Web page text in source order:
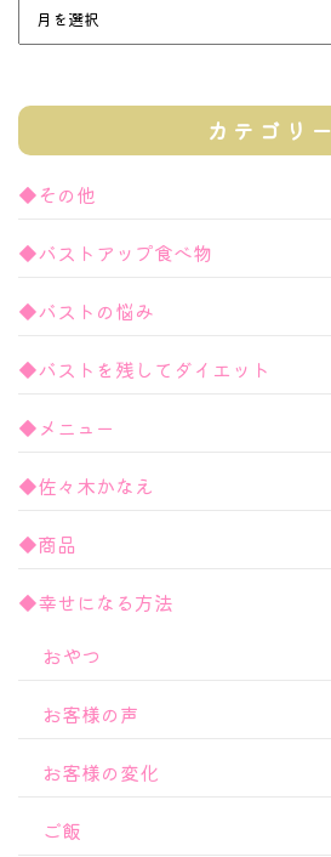
カテゴリー
◆その他
◆バストアップ食べ物
◆バストの悩み
◆バストを残してダイエット
◆メニュー
◆佐々木かなえ
◆商品
◆幸せになる方法
おやつ
お客様の声
お客様の変化
ご飯